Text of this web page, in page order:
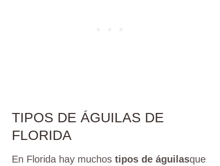
TIPOS DE ÁGUILAS DE
FLORIDA
En Florida hay muchos tipos de águilasque